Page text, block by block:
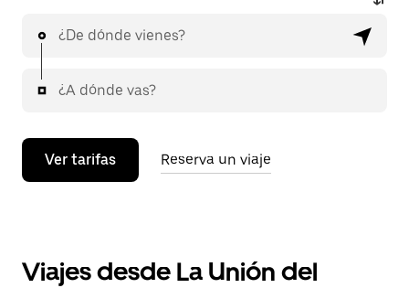
¿De dónde vienes?
¿A dónde vas?
Ver tarifas Reserva un viaje
Viajes desde La Unión del